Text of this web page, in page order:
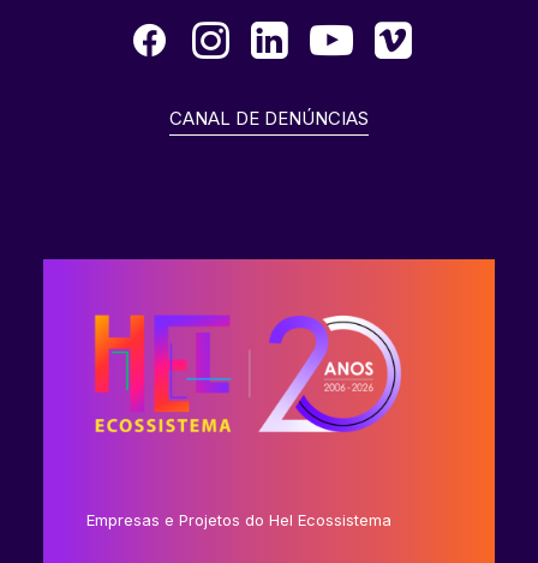
CANAL DE DENÚNCIAS
Empresas e Projetos do Hel Ecossistema